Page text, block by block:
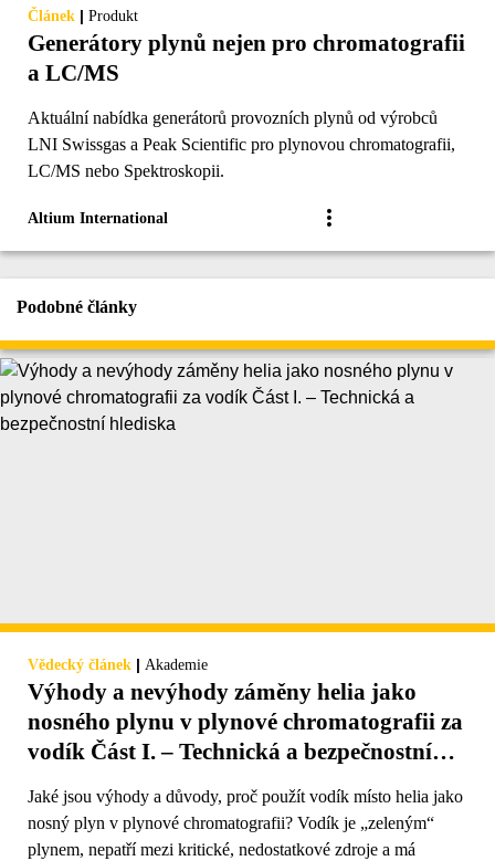
Článek | Produkt
Generátory plynů nejen pro chromatografii
a LC/MS
Aktuální nabídka generátorů provozních plynů od výrobců
LNI Swissgas a Peak Scientific pro plynovou chromatografii,
LC/MS nebo Spektroskopii.
Altium International
Podobné články
Vědecký článek | Akademie
Výhody a nevýhody záměny helia jako
nosného plynu v plynové chromatografii za
vodík Část I. – Technická a bezpečnostní
Jaké jsou výhody a důvody, proč použít vodík místo helia jako
nosný plyn v plynové chromatografii? Vodík je „zeleným“
plynem, nepatří mezi kritické, nedostatkové zdroje a má